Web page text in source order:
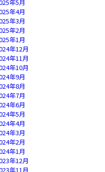
年5月
年4月
年3月
年2月
年1月
年12月
年11月
年10月
年9月
年8月
年7月
年6月
年5月
年4月
年3月
年2月
年1月
年12月
年11月